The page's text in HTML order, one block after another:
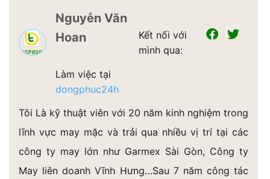
Nguyễn Văn
Hoan
Làm việc tại
dongphuc24h
Kết nối với
mình qua:
Tôi Là kỹ thuật viên với 20 năm kinh nghiệm trong
lĩnh vực may mặc và trải qua nhiều vị trí tại các
công ty may lớn như Garmex Sài Gòn, Công ty
May liên doanh Vĩnh Hưng…Sau 7 năm công tác